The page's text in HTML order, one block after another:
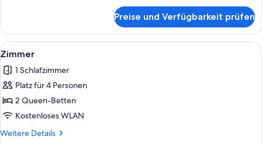
Preise und Verfügbarkeit prüfen
Alle
Fotos
für
Zimmer
anzeigen
Ein Hotelzimmer mit zwei Betten,
4
Zimmer
1 Schlafzimmer
Platz für 4 Personen
2 Queen-Betten
Kostenloses WLAN
Weitere Details
Weitere